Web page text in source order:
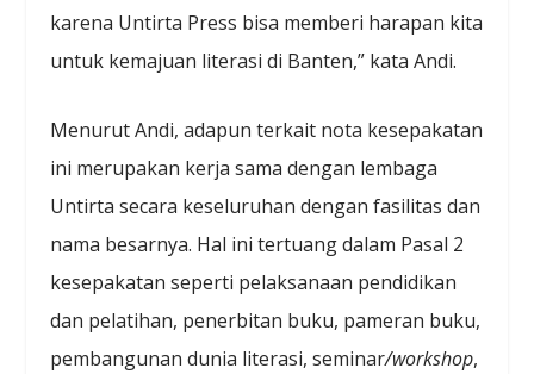
karena Untirta Press bisa memberi harapan kita
untuk kemajuan literasi di Banten,” kata Andi.
Menurut Andi, adapun terkait nota kesepakatan
ini merupakan kerja sama dengan lembaga
Untirta secara keseluruhan dengan fasilitas dan
nama besarnya. Hal ini tertuang dalam Pasal 2
kesepakatan seperti pelaksanaan pendidikan
dan pelatihan, penerbitan buku, pameran buku,
pembangunan dunia literasi, seminar/workshop,